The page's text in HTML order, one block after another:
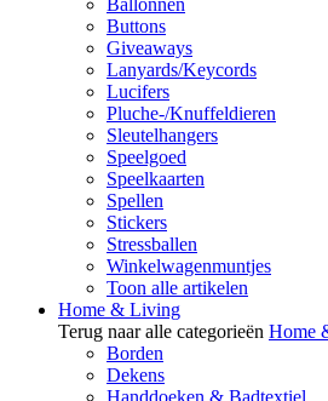
Ballonnen
Buttons
Giveaways
Lanyards/Keycords
Lucifers
Pluche-/Knuffeldieren
Sleutelhangers
Speelgoed
Speelkaarten
Spellen
Stickers
Stressballen
Winkelwagenmuntjes
Toon alle artikelen
Home & Living
Terug naar alle categorieën Home
Borden
Dekens
Handdoeken & Badtextiel